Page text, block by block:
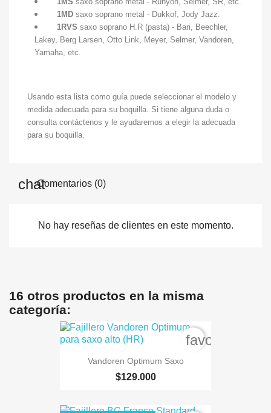
1MD saxo soprano metal - Dukkof, Jody Jazz.
1RVS saxo soprano H.R (pasta) - Bari, Beechler,
Lakey, Berg Larsen, Otto Link, Meyer, Selmer, Vandoren,
Yamaha, etc.
Usando esta lista como guía puede seleccionar el modelo y
medida adecuada para su boquilla. Si tiene alguna duda o
consulta contáctenos y le ayudaremos a elegir la adecuada
para su boquilla.
Comentarios (0)
No hay reseñas de clientes en este momento.
16 otros productos en la misma
categoría:
Vandoren Optimum Saxo
$129.000